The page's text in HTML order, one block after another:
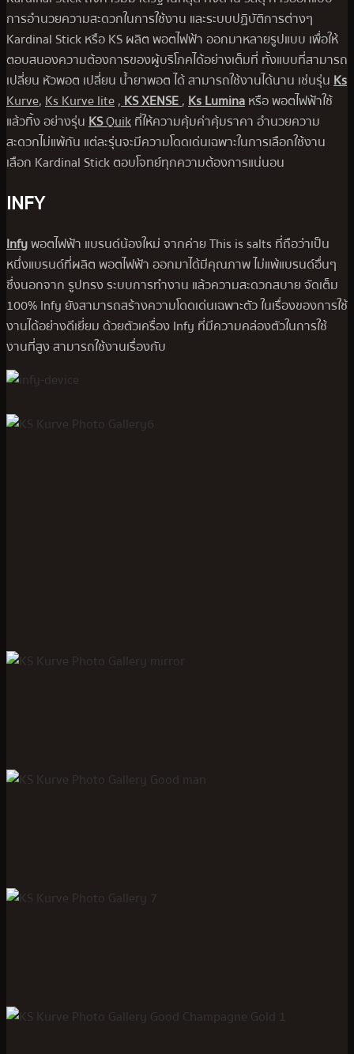
การอำนวยความสะดวกในการใช้งาน และระบบปฏิบัติการต่างๆ
Kardinal Stick หรือ KS ผลิต พอตไฟฟ้า ออกมาหลายรูปแบบ เพื่อให้
ตอบสนองความต้องการของผู้บริโภคได้อย่างเต็มที่ ทั้งแบบที่สามารถ
เปลี่ยน หัวพอต เปลี่ยน น้ำยาพอต ได้ สามารถใช้งานได้นาน เช่นรุ่นKs
Kurve,Ks Kurve lite,KS XENSE,Ks Luminaหรือ พอตไฟฟ้าใช้
แล้วทิ้ง อย่างรุ่นKSQuikที่ให้ความคุ้มค่าคุ้มราคา อำนวยความ
สะดวกไม่แพ้กัน แต่ละรุ่นจะมีความโดดเด่นเฉพาะในการเลือกใช้งาน
เลือก Kardinal Stick ตอบโจทย์ทุกความต้องการแน่นอน
INFY
Infyพอตไฟฟ้า แบรนด์น้องใหม่ จากค่าย This is salts ที่ถือว่าเป็น
หนึ่งแบรนด์ที่ผลิต พอตไฟฟ้า ออกมาได้มีคุณภาพ ไม่แพ้แบรนด์อื่นๆ
ซึ่งนอกจาก รูปทรง ระบบการทำงาน แล้วความสะดวกสบาย จัดเต็ม
100% Infy ยังสามารถสร้างความโดดเด่นเฉพาะตัว ในเรื่องของการใช้
งานได้อย่างดีเยี่ยม ด้วยตัวเครื่อง Infy ที่มีความคล่องตัวในการใช้
งานที่สูง สามารถใช้งานเรื่องกับ